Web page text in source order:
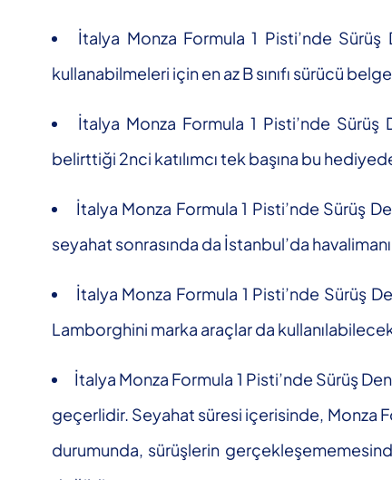
İtalya Monza Formula 1 Pisti’nde
kullanabilmeleri için en az B sınıfı sürücü
İtalya Monza Formula 1 Pisti’nde
belirttiği 2nci katılımcı tek başına bu
İtalya Monza Formula 1 Pisti’nde Sürüş
seyahat sonrasında da İstanbul’da
İtalya Monza Formula 1 Pisti’nde Sürüş
Lamborghini marka araçlar da
İtalya Monza Formula 1 Pisti’nde Sürüş
geçerlidir. Seyahat süresi içerisinde, Monza
durumunda, sürüşlerin